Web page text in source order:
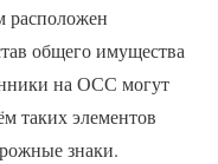
расположен
общего имущества
на ОСС могут
таких элементов
знаки.